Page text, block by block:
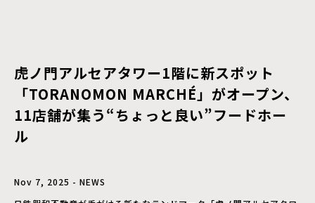
虎ノ門アルセアタワー1階に新スポット
「TORANOMON MARCHÉ」がオープン、
11店舗が集う“ちょっと良い”フードホー
ル
Nov 7, 2025 - NEWS